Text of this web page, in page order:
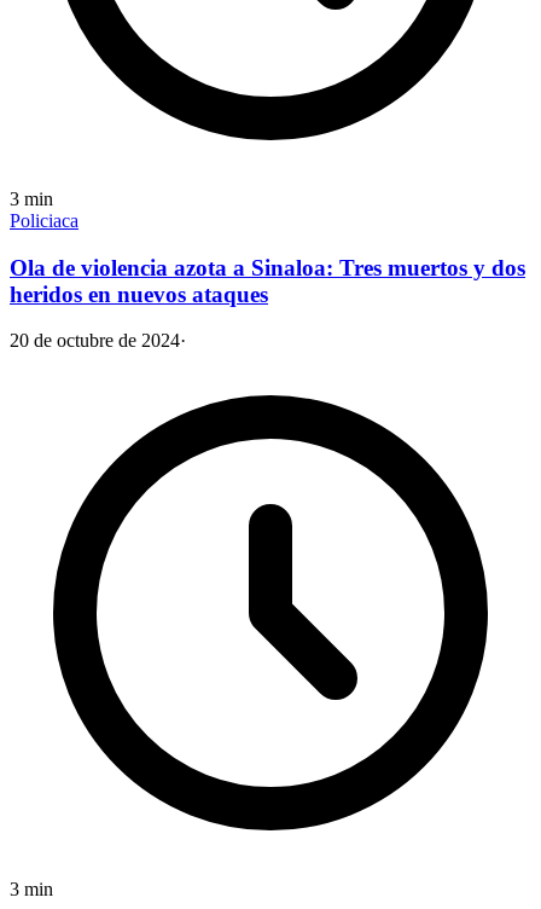
3 min
Policiaca
Ola de violencia azota a Sinaloa: Tres muertos y dos
heridos en nuevos ataques
20 de octubre de 2024·
3 min